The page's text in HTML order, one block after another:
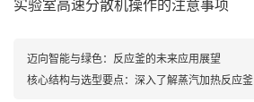
迈向智能与绿色：反应釜的未来应用展望
核心结构与选型要点：深入了解蒸汽加热反应釜